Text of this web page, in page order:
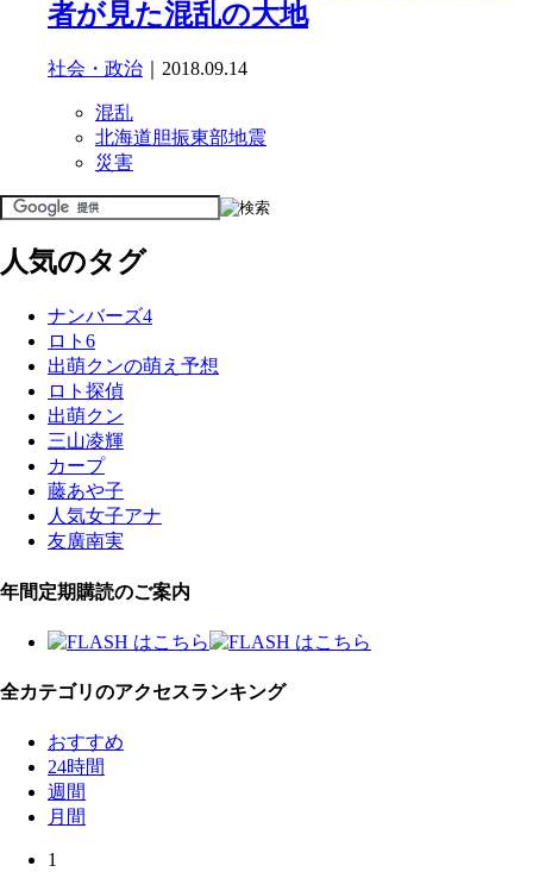
者が見た混乱の大地
社会・政治 ｜2018.09.14
混乱
北海道胆振東部地震
災害
人気のタグ
ナンバーズ4
ロト6
出萌クンの萌え予想
ロト探偵
出萌クン
三山凌輝
カープ
藤あや子
人気女子アナ
友廣南実
年間定期購読のご案内
全カテゴリのアクセスランキング
おすすめ
24時間
週間
月間
1